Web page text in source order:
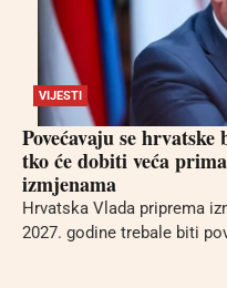
VIJESTI
Povećavaju se
tko će dobiti veća
izmjenama
Hrvatska Vlada priprema
2027. godine trebale biti